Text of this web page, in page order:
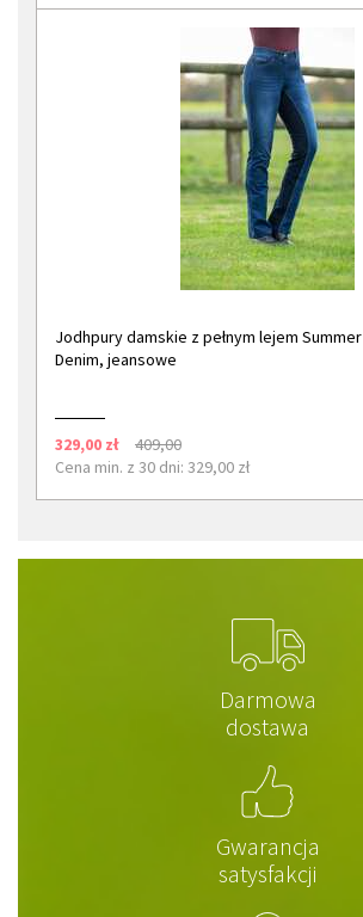
Jodhpury damskie z pełnym lejem Summer
Denim, jeansowe
329,00 zł
409,00
Cena min. z 30 dni: 329,00 zł
Darmowa
dostawa
Gwarancja
satysfakcji